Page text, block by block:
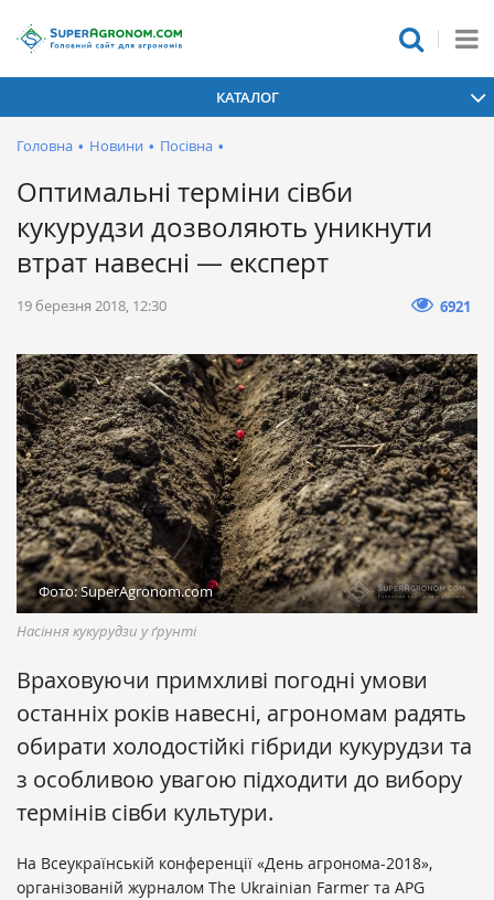
КАТАЛОГ
Головна • Новини • Посівна •
Оптимальні терміни сівби
кукурудзи дозволяють уникнути
втрат навесні — експерт
19 березня 2018, 12:30 6921
Фото: SuperAgronom.com
Насіння кукурудзи у ґрунті
Враховуючи примхливі погодні умови
останніх років навесні, агрономам радять
обирати холодостійкі гібриди кукурудзи та
з особливою увагою підходити до вибору
термінів сівби культури.
На Всеукраїнській конференції «День агронома-2018»,
організованій журналом The Ukrainian Farmer та APG